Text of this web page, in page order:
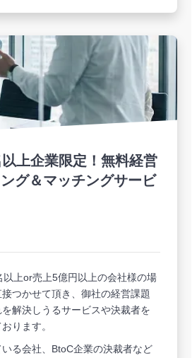
上企業限定！無料経営
グ＆マッチングサービ
以上or売上5億円以上の会社様の場
つかせて頂き、御社の経営課題
解決しうるサービスや決裁者を
ります。
る会社、BtoC企業の決裁者など